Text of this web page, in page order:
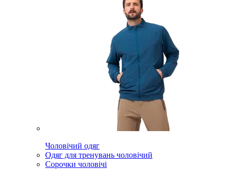
Чоловічий одяг
Одяг для тренувань чоловічий
Сорочки чоловічі